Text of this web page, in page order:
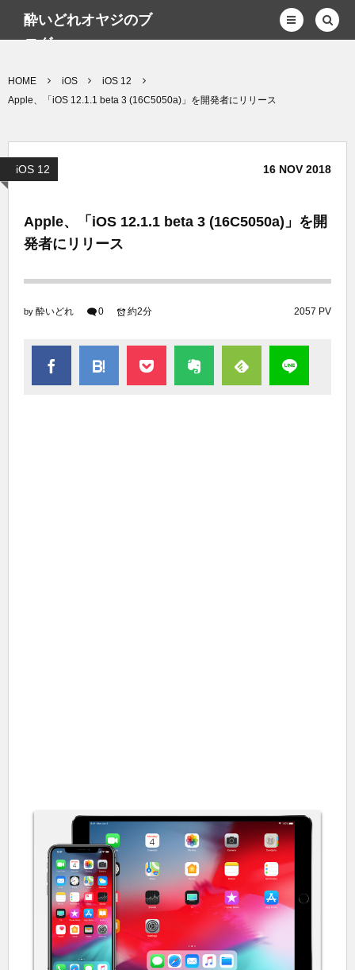
酔いどれオヤジのブ
ログwp
HOME iOS
iOS 12
Apple、「iOS 12.1.1 beta 3 (16C5050a)」を開発者にリリース
iOS 12 16 NOV 2018
Apple、「iOS 12.1.1 beta 3 (16C5050a)」を開
発者にリリース
by 酔いどれ 0 2057 PV
約2分